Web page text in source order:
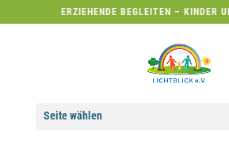
ERZIEHENDE BEGLEITEN – KINDER
Seite wählen